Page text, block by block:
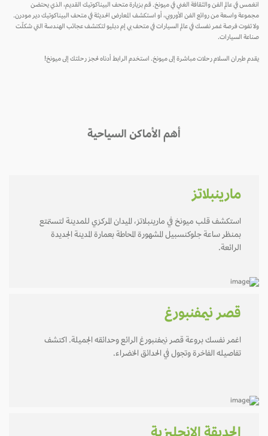
انغمس في عالم الفن والثقافة الغني في ميونخ. قم بزيارة متحف البيناكوتيك القديم، الذي يحتضن
مجموعة واسعة من روائع الفن الأوروبي، أو استكشف المعارض الحديثة في متحف البيناكوتيك دير مودرن.
ولا تفوت فرصة غمر نفسك في عالم السيارات في متحف بي إم دبليو لتكتشف عجائب الهندسة التي شكلّت
صناعة السيارات.
يقدم طيران السلام رحلات مباشرة إلى ميونخ. استخدم الرابط أدناه لحجز رحلتك إلى ميونخ!
أهم الأماكن السياحية
مارينبلاتز
استكشف قلب ميونخ في مارينبلاتز، الميدان المركزي للمدينة لتستمتع
بمنظر ساعة جلوكنسبيل المشهورة المحاطة بعمارة المدينة الجديدة
الرائعة.
قصر نيمفنبورغ
اغمر نفسك بروعة قصر نيمفنبورغ الرائع وحدائقه الجميلة. اكتشف
تفاصيله الفاخرة وتجول في الحدائق الخضراء.